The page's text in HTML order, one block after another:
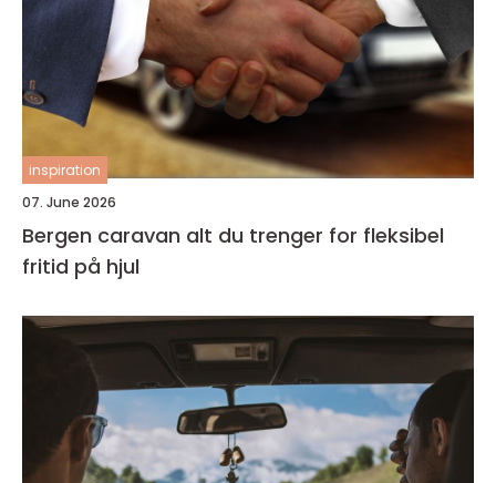
inspiration
07. June 2026
Bergen caravan alt du trenger for fleksibel
fritid på hjul